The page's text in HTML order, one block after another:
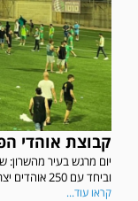
קבוצת אוהדי
יום מרגש בעיר מהשרון:
וביחד עם 250 אוהדים יצרו אווירה ססגונית, עם הרבה אופטימיות להמשך...
קראו עוד...